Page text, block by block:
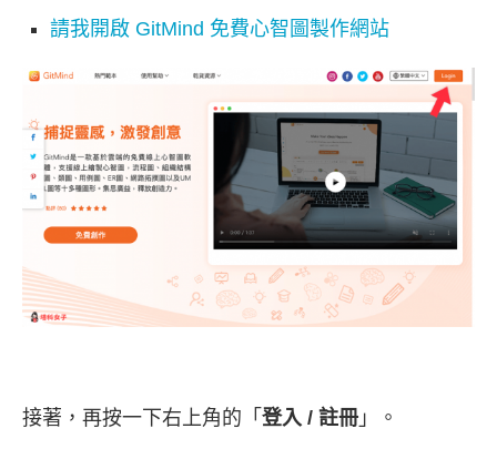
請我開啟 GitMind 免費心智圖製作網站
接著，再按一下右上角的「 登入 / 註冊 」。